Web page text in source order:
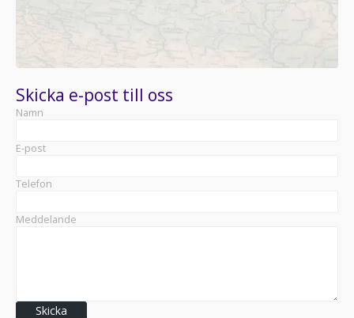
Skicka e-post till oss
Namn
E-post
Telefon
Meddelande
Skicka